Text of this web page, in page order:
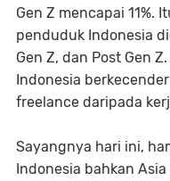
Gen Z mencapai 11%.
penduduk Indonesia
Gen Z, dan Post Gen
Indonesia
freelance daripada
Sayangnya hari ini,
Indonesia bahkan